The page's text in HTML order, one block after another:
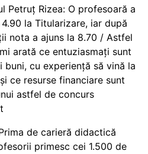
Petruț Rizea: O profesoară a
la Titularizare, iar după
nota a ajuns la 8.70 / Astfel
arată ce entuziasmați sunt
buni, cu experiență să vină la
ce resurse financiare sunt
astfel de concurs
de carieră didactică
primesc cei 1.500 de